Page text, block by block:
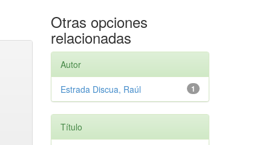
Otras opciones
relacionadas
Autor
1
Estrada Discua, Raúl
Título